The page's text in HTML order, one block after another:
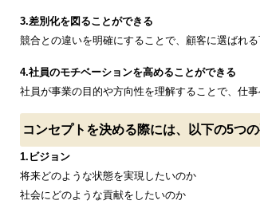
3.差別化を図ることができる
競合との違いを明確にすることで、顧客に選ばれる
4.社員のモチベーションを高めることができる
社員が事業の目的や方向性を理解することで、仕
コンセプトを決める際には、以下の5つ
1.ビジョン
将来どのような状態を実現したいのか
社会にどのような貢献をしたいのか